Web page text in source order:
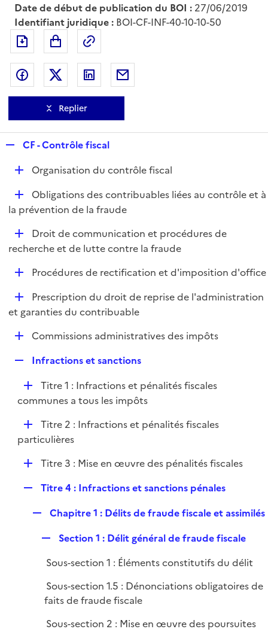
Date de début de publication du BOI : 27/06/2019
Identifiant juridique : BOI-CF-INF-40-10-10-50
Exporter le document au format pdf
Partager sur Facebook
Partager sur Twitter
Partager sur LinkedIn
Replier
p
l
i
e
r
CF - Contrôle fiscal
D
l
r
Organisation du contrôle fiscal
D
é
i
Obligations des contribuables liées au contrôle et à
la prévention de la fraude
D
é
r
Droit de communication et procédures de
recherche et de lutte contre la fraude
D
l
Procédures de rectification et d'imposition d'office
D
é
r
Prescription du droit de reprise de l'administration
et garanties du contribuable
D
l
i
e
r
Commissions administratives des impôts
p
l
i
e
r
Infractions et sanctions
D
é
i
Titre 1 : Infractions et pénalités fiscales
communes a tous les impôts
D
é
r
Titre 2 : Infractions et pénalités fiscales
particulières
DTitre 3 : Mise en œuvre des pénalités fiscales
p
Titre 4 : Infractions et sanctions pénales
p
e
r
Chapitre 1 : Délits de fraude fiscale et assimilés
p
i
r
Section 1 : Délit général de fraude fiscale
Sous-section 1 : Éléments constitutifs du délit
Sous-section 1.5 : Dénonciations obligatoires de
faits de fraude fiscale
Sous-section 2 : Mise en œuvre des poursuites